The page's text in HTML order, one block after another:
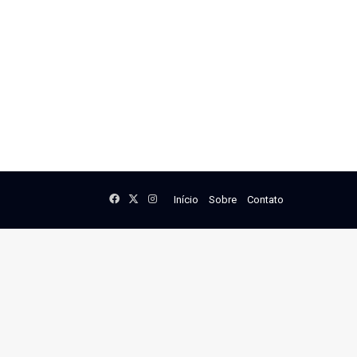
Início Sobre Contato
Facebook
X Instagram